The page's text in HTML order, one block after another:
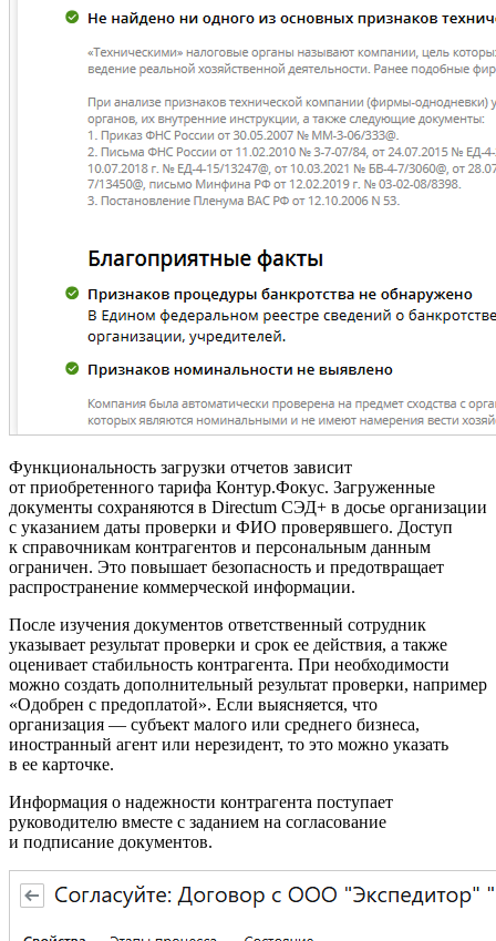
Функциональность загрузки отчетов зависит
от приобретенного тарифа Контур.Фокус. Загруженные
документы сохраняются в Directum СЭД+ в досье организации
с указанием даты проверки и ФИО проверявшего. Доступ
к справочникам контрагентов и персональным данным
ограничен. Это повышает безопасность и предотвращает
распространение коммерческой информации.
После изучения документов ответственный сотрудник
указывает результат проверки и срок ее действия, а также
оценивает стабильность контрагента. При необходимости
можно создать дополнительный результат проверки, например
«Одобрен с предоплатой». Если выясняется, что
организация — субъект малого или среднего бизнеса,
иностранный агент или нерезидент, то это можно указать
в ее карточке.
Информация о надежности контрагента поступает
руководителю вместе с заданием на согласование
и подписание документов.